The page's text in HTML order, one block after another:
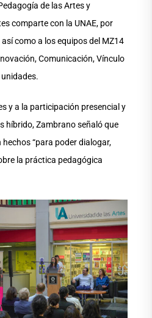
de las Artes y
comparte con la UNAE, por
como a los equipos del MZ14
Comunicación, Vínculo
y a la participación presencial y
híbrido, Zambrano señaló que
“para poder dialogar,
la práctica pedagógica